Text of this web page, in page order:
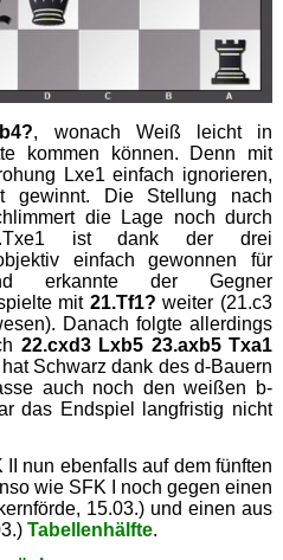
, wonach Weiß leicht in
kommen können. Denn mit
Lxe1 einfach ignorieren,
gewinnt. Die Stellung nach
die Lage noch durch
ist dank der drei
einfach gewonnen für
erkannte der Gegner
mit 21.Tf1? weiter (21.c3
Danach folgte allerdings
22.cxd3 Lxb5 23.axb5 Txa1
hat Schwarz dank des d-Bauern
auch noch den weißen b-
das Endspiel langfristig nicht
nun ebenfalls auf dem fünften
wie SFK I noch gegen einen
15.03.) und einen aus
Tabellenhälfte.